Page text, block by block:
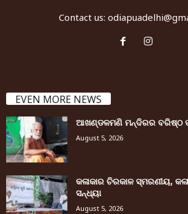
Contact us:
EVEN MORE NEWS
ଆଖଣ୍ଡଳମଣି ମନ୍ଦିରର ବରିଷ୍ଠ
August 5, 2026
କଳାକାର ଚିରକାଳ ସ୍ମରଣୀୟ,
ସନ୍ଧ୍ୟା
August 5, 2026